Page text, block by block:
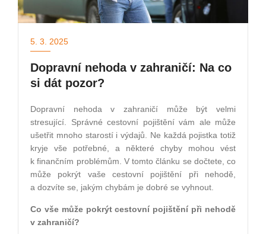
5. 3. 2025
Dopravní nehoda v zahraničí: Na co
si dát pozor?
Dopravní nehoda v zahraničí může být velmi
stresující. Správné cestovní pojištění vám ale může
ušetřit mnoho starostí i výdajů. Ne každá pojistka totiž
kryje vše potřebné, a některé chyby mohou vést
k finančním problémům. V tomto článku se dočtete, co
může pokrýt vaše cestovní pojištění při nehodě,
a dozvíte se, jakým chybám je dobré se vyhnout.
Co vše může pokrýt cestovní pojištění při nehodě
v zahraničí?